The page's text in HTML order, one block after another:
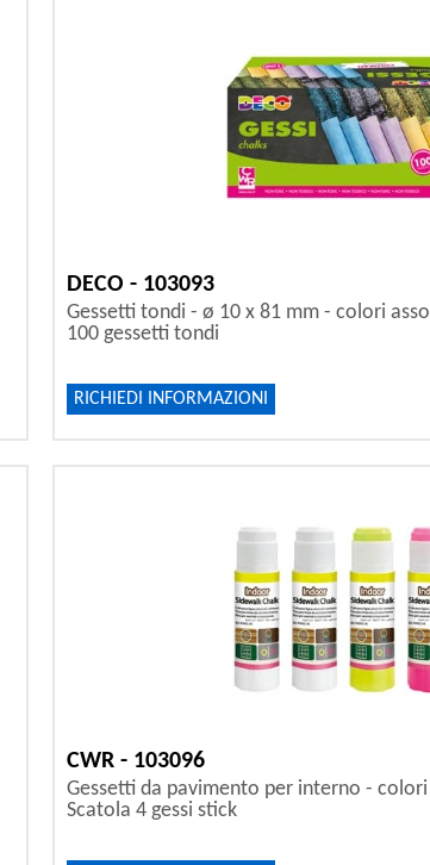
DECO - 103093
Gessetti tondi - ø 10 x 81 mm - colori
100 gessetti tondi
RICHIEDI INFORMAZIONI
CWR - 103096
Gessetti da pavimento per interno -
Scatola 4 gessi stick